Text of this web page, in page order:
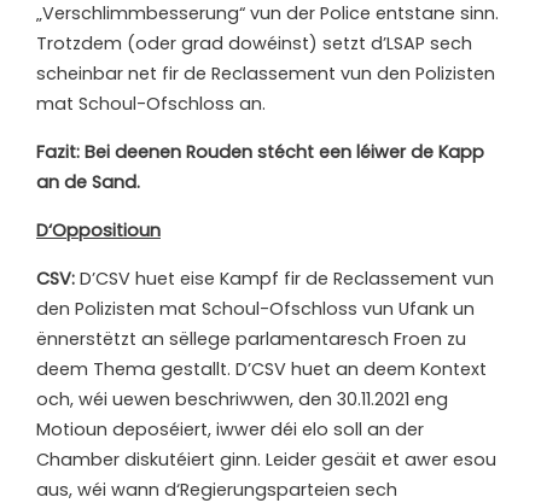
„Verschlimmbesserung“ vun der Police entstane sinn.
Trotzdem (oder grad dowéinst) setzt d’LSAP sech
scheinbar net fir de Reclassement vun den Polizisten
mat Schoul-Ofschloss an.
Fazit: Bei deenen Rouden stécht een léiwer de Kapp
an de Sand.
D‘Oppositioun
CSV: D’CSV huet eise Kampf fir de Reclassement vun
den Polizisten mat Schoul-Ofschloss vun Ufank un
ënnerstëtzt an sëllege parlamentaresch Froen zu
deem Thema gestallt. D’CSV huet an deem Kontext
och, wéi uewen beschriwwen, den 30.11.2021 eng
Motioun deposéiert, iwwer déi elo soll an der
Chamber diskutéiert ginn. Leider gesäit et awer esou
aus, wéi wann d‘Regierungsparteien sech